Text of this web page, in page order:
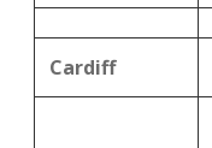
Cardiff